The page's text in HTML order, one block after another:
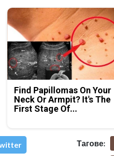
Find Papillomas On Your
Neck Or Armpit? It's The
First Stage Of...
Тагове: